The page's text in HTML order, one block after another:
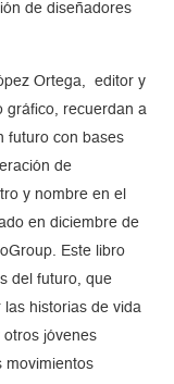
de diseñadores
Ortega, editor y
gráfico, recuerdan a
futuro con bases
de
y nombre en el
en diciembre de
Este libro
del futuro, que
historias de vida
otros jóvenes
movimientos